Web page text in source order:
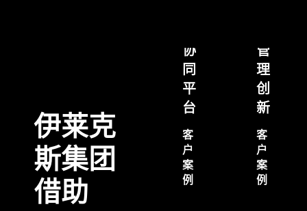
伊莱克
斯集团
借助
协
同
平
台
客
户
案
例
管
理
创
新
客
户
案
例
淀
粉
通
过
Centric
PLM
实
现
Centric
PLM
为
KIKO
Milano